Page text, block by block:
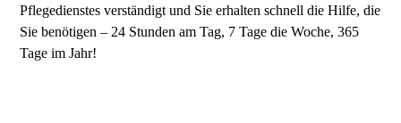
Pflegedienstes verständigt und Sie erhalten schnell die Hilfe, die
Sie benötigen – 24 Stunden am Tag, 7 Tage die Woche, 365
Tage im Jahr!